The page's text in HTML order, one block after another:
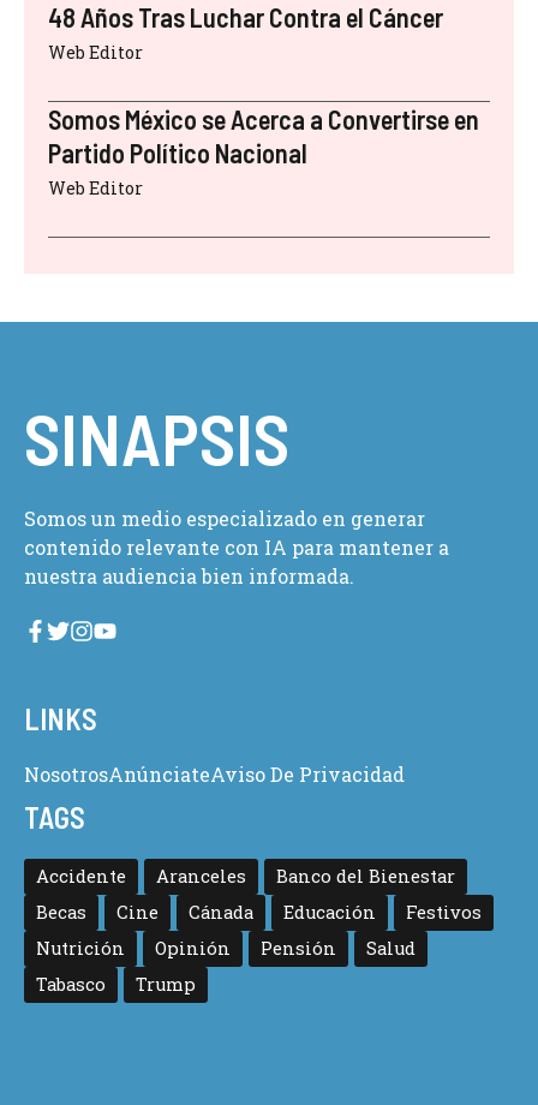
48 Años Tras Luchar Contra el Cáncer
Web Editor
Somos México se Acerca a Convertirse en
Partido Político Nacional
Web Editor
SINAPSIS
Somos un medio especializado en generar
contenido relevante con IA para mantener a
nuestra audiencia bien informada.
LINKS
NosotrosAnúnciateAviso De Privacidad
TAGS
Accidente Aranceles
Banco del Bienestar
Becas
Cine Cánada Educación
Festivos
Nutrición
Opinión Pensión
Salud
Tabasco
Trump